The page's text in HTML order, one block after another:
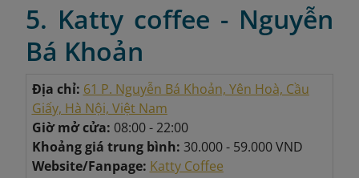
5. Katty coffee - Nguyễn
Bá Khoản
Địa chỉ: 61 P. Nguyễn Bá Khoản, Yên Hoà, Cầu
Giấy, Hà Nội, Việt Nam
Giờ mở cửa: 08:00 - 22:00
Khoảng giá trung bình: 30.000 - 59.000 VND
Website/Fanpage: Katty Coffee